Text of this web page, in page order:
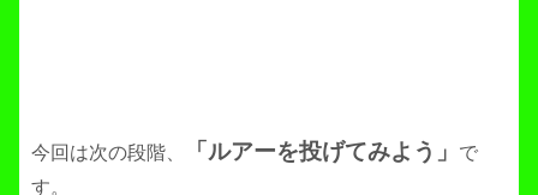
今回は次の段階、 「ルアーを投げてみよう」
で
す。